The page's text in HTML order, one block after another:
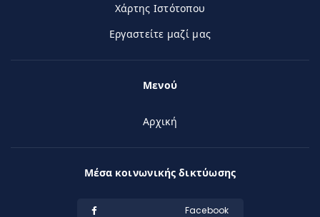
Χάρτης Ιστότοπου
Εργαστείτε μαζί μας
Μενού
Αρχική
Μέσα κοινωνικής δικτύωσης
Facebook